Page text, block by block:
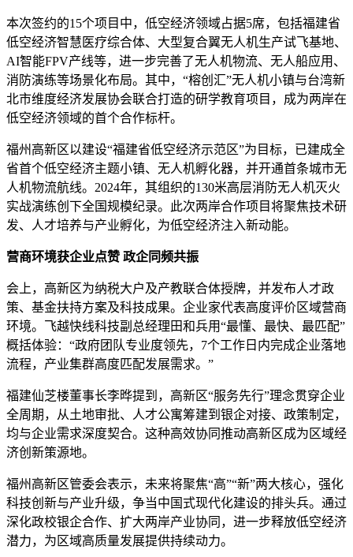
本次签约的15个项目中，低空经济领域占据5席，包括福建省
低空经济智慧医疗综合体、大型复合翼无人机生产试飞基地、
AI智能FPV产线等，进一步完善了无人机物流、无人船应用、
消防演练等场景化布局。其中，“榕创汇”无人机小镇与台湾新
北市维度经济发展协会联合打造的研学教育项目，成为两岸在
低空经济领域的首个合作标杆。
福州高新区以建设“福建省低空经济示范区”为目标，已建成全
省首个低空经济主题小镇、无人机孵化器，并开通首条城市无
人机物流航线。2024年，其组织的130米高层消防无人机灭火
实战演练创下全国规模纪录。此次两岸合作项目将聚焦技术研
发、人才培养与产业孵化，为低空经济注入新动能。
营商环境获企业点赞 政企同频共振
会上，高新区为纳税大户及产教联合体授牌，并发布人才政
策、基金扶持方案及科技成果。企业家代表高度评价区域营商
环境。飞越快线科技副总经理田和兵用“最懂、最快、最匹配”
概括体验：“政府团队专业度领先，7个工作日内完成企业落地
流程，产业集群高度匹配发展需求。”
福建仙芝楼董事长李晔提到，高新区“服务先行”理念贯穿企业
全周期，从土地审批、人才公寓筹建到银企对接、政策制定，
均与企业需求深度契合。这种高效协同推动高新区成为区域经
济创新策源地。
福州高新区管委会表示，未来将聚焦“高”“新”两大核心，强化
科技创新与产业升级，争当中国式现代化建设的排头兵。通过
深化政校银企合作、扩大两岸产业协同，进一步释放低空经济
潜力，为区域高质量发展提供持续动力。